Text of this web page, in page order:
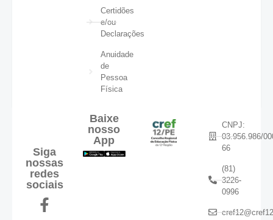
Certidões
e/ou
Declarações
Anuidade
de
Pessoa
Física
Siga
nossas
redes
sociais
Baixe
nosso
App
CNPJ:
03.956.986/
66
(81)
3226-
0996